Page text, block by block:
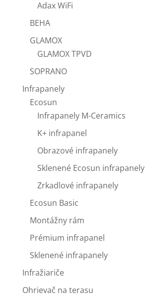
Adax WiFi
BEHA
GLAMOX
GLAMOX TPVD
SOPRANO
Infrapanely
Ecosun
Infrapanely M-Ceramics
K+ infrapanel
Obrazové infrapanely
Sklenené Ecosun infrapanely
Zrkadlové infrapanely
Ecosun Basic
Montážny rám
Prémium infrapanel
Sklenené infrapanely
Infražiariče
Ohrievač na terasu